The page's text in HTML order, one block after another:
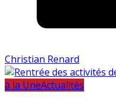
Christian Renard
à la UneActualités